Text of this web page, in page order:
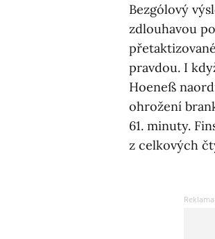
Bezgólový
zdlouhavou
pravdou. I
Hoeneß
ohrožení
61. minuty.
z celkových